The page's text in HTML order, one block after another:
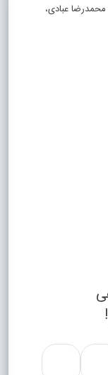
محمدرضا عبادی،